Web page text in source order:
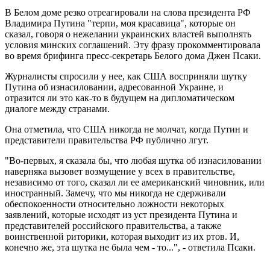
В Белом доме резко отреагировали на слова президента РФ
Владимира Путина "терпи, моя красавица", которые он
сказал, говоря о нежелании украинских властей выполнять
условия минских соглашений. Эту фразу прокомментировала
во время брифинга пресс-секретарь Белого дома Джен Псаки.
Журналисты спросили у нее, как США восприняли шутку
Путина об изнасиловании, адресованной Украине, и
отразится ли это как-то в будущем на дипломатическом
диалоге между странами.
Она отметила, что США никогда не молчат, когда Путин и
представители правительства РФ публично лгут.
"Во-первых, я сказала бы, что любая шутка об изнасиловании
наверняка вызовет возмущение у всех в правительстве,
независимо от того, сказал ли ее американский чиновник, или
иностранный. Замечу, что мы никогда не сдерживали
обеспокоенности относительно ложности некоторых
заявлений, которые исходят из уст президента Путина и
представителей российского правительства, а также
воинственной риторики, которая выходит из их ртов. И,
конечно же, эта шутка не была чем - то...", - ответила Псаки.